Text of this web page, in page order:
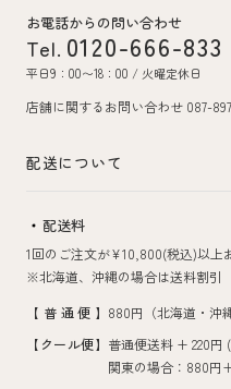
お電話からの問い合わせ
Tel. 0120-666-833
平日9：00〜18：00 / 火曜定休日
店舗に関するお問い合わせ 087-
配送について
配送料
1回のご注文が¥10,800(税込)以上
※北海道、沖縄の場合は送料割引
【普通便】 880円（北海道・沖
【クール便】 普通便送料 + 220円
関東の場合：880円